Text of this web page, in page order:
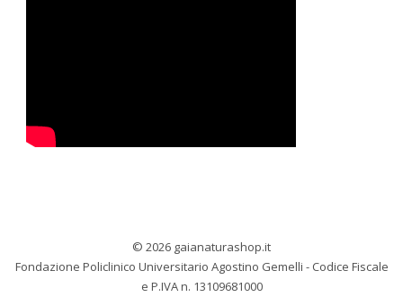
© 2026 gaianaturashop.it
Fondazione Policlinico Universitario Agostino Gemelli - Codice Fiscale
e P.IVA n. 13109681000